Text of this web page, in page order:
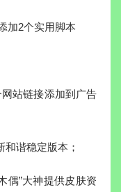
加2个实用脚本
站链接添加到广告
和谐稳定版本；
偶”大神提供皮肤资